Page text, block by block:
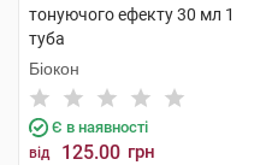
тонуючого ефекту 30 мл 1
туба
Біокон
Є в наявності
від 125.00 грн